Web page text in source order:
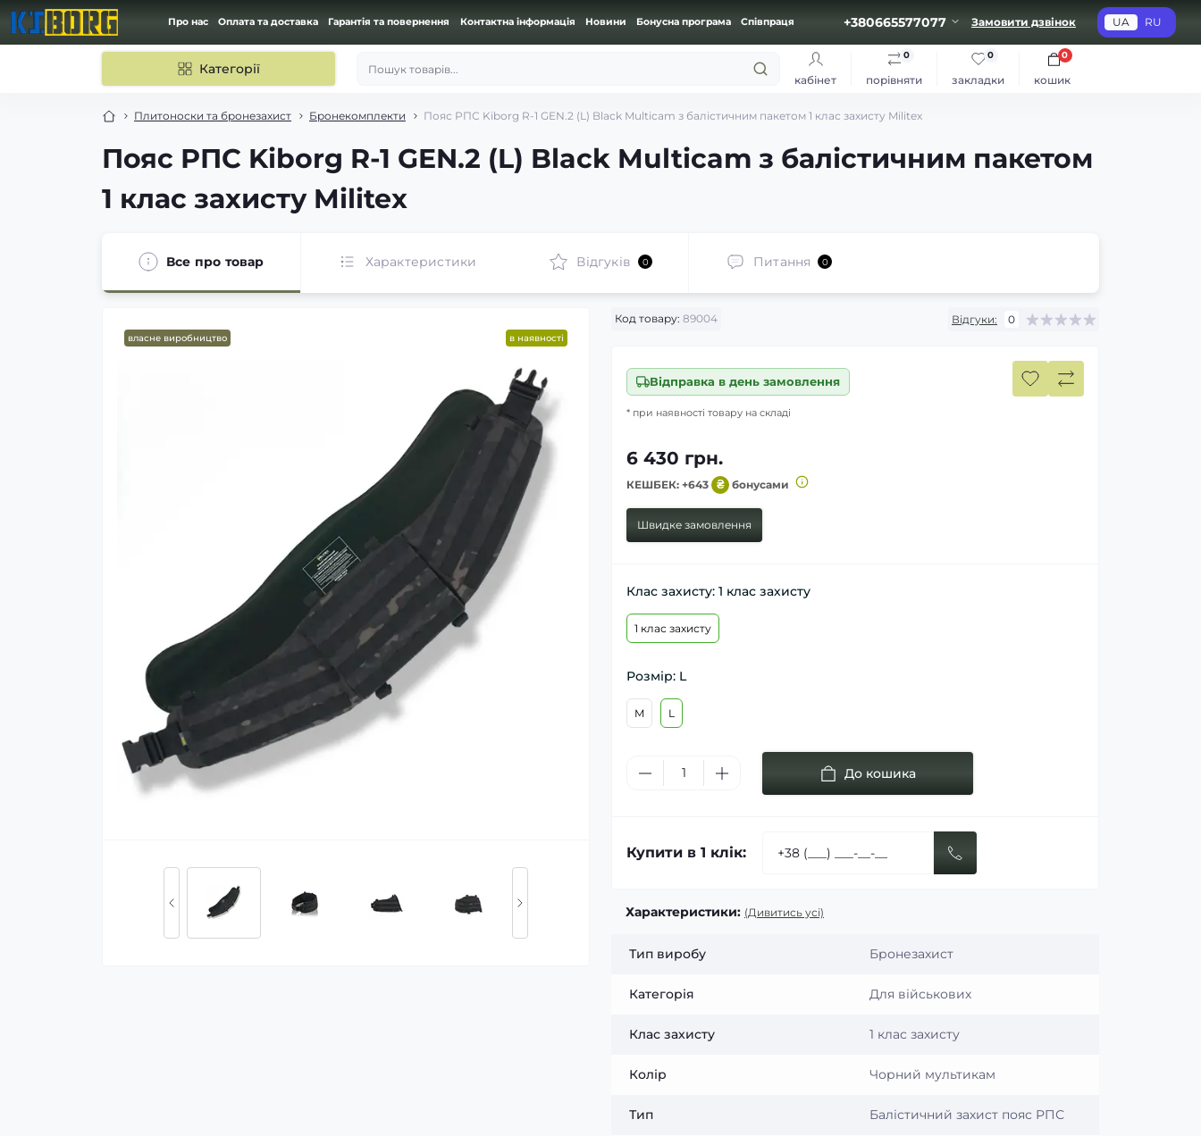
Про нас Оплата та доставка Гарантія та повернення Контактна інформація Новини Бонусна програма Співпраця +380665577077 Замовити дзвінок UA RU
Категорії
Пошук товарів...
кабінет
порівняти
0
закладки
0
кошик
0
Плитоноски та бронезахист Бронекомплекти Пояс РПС Kiborg R-1 GEN.2 (L) Black Multicam з балістичним пакетом 1 клас захисту Militex
Пояс РПС Kiborg R-1 GEN.2 (L) Black Multicam з балістичним пакетом
1 клас захисту Militex
Все про товар Характеристики Відгуків 0 Питання 0
власне виробництво в наявності
Код товару: 89004 Відгуки: 0
Відправка в день замовлення
* при наявності товару на складі
6 430 грн.
КЕШБЕК: +643 ₴ бонусами
Швидке замовлення
Клас захисту: 1 клас захисту
1 клас захисту
Розмір: L
M L
До кошика
Купити в 1 клік:
Характеристики: (Дивитись усі)
Тип виробу Бронезахист
Категорія Для військових
Клас захисту 1 клас захисту
Колір Чорний мультикам
Тип Балістичний захист пояс РПС